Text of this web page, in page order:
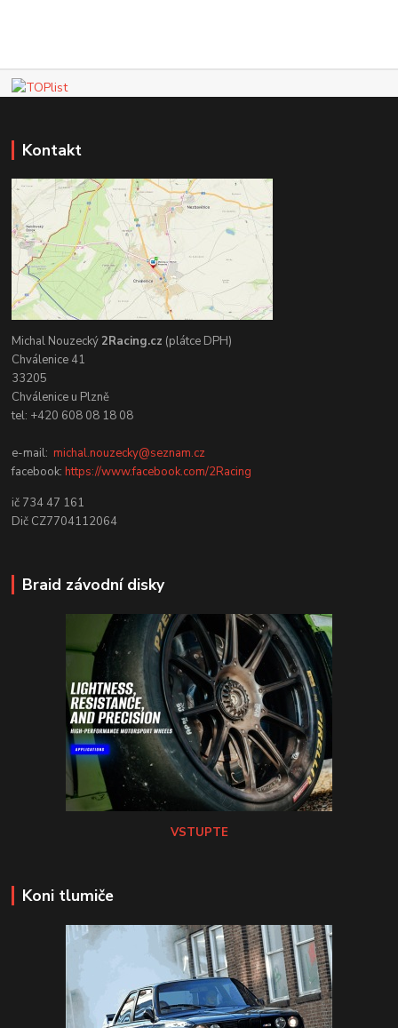
Kontakt
Michal Nouzecký2Racing.cz (plátce DPH)
Chválenice 41
33205
Chválenice u Plzně
tel: +420 608 08 18 08
e-mail:michal.nouzecky@seznam.cz
facebook:https://www.facebook.com/2Racing
ič 734 47 161
Dič CZ7704112064
Braid závodní disky
VSTUPTE
Koni tlumiče